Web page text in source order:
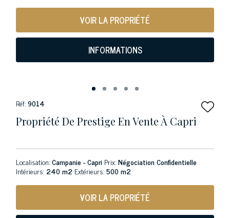
VOIR LA PROPRIÉTÉ
INFORMATIONS
Réf:9014
Propriété De Prestige En Vente À Capri
Localisation:Campanie - Capri Prix:Négociation Confidentielle
Intérieurs: 240 m2 Extérieurs:500 m2
VOIR LA PROPRIÉTÉ